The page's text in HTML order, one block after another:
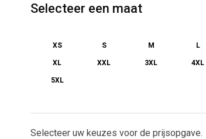
Selecteer een maat
XS S M L
XL XXL 3XL 4XL
5XL
Selecteer uw keuzes voor de prijsopgave.